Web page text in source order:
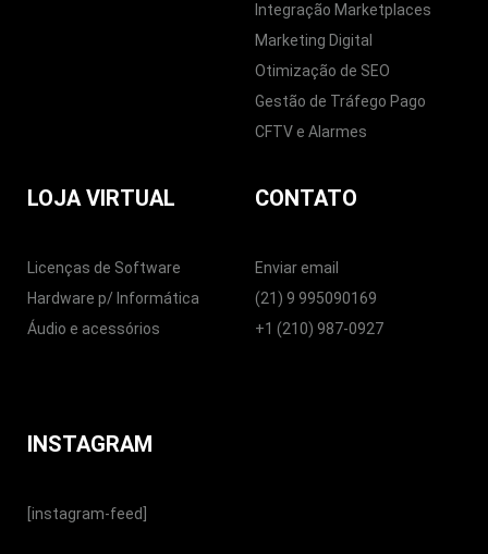
Integração Marketplaces
Marketing Digital
Otimização de SEO
Gestão de Tráfego Pago
CFTV e Alarmes
LOJA VIRTUAL
Licenças de Software
Hardware p/ Informática
Áudio e acessórios
CONTATO
Enviar email
(21) 9 995090169
+1 (210) 987-0927
INSTAGRAM
[instagram-feed]